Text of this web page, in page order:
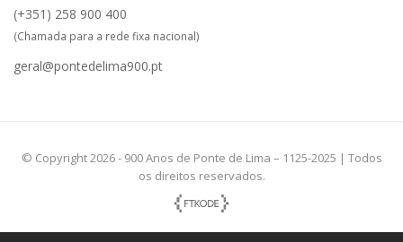
(+351) 258 900 400
(Chamada para a rede fixa nacional)
geral@pontedelima900.pt
© Copyright 2026 - 900 Anos de Ponte de Lima – 1125-2025 | Todos
os direitos reservados.